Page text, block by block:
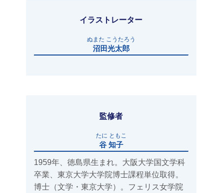
イラストレーター
沼田光太郎
ぬまた こうたろう
監修者
谷 知子
たに ともこ
1959年、徳島県生まれ。大阪大学国文学科
卒業、東京大学大学院博士課程単位取得。
博士（文学・東京大学）。フェリス女学院